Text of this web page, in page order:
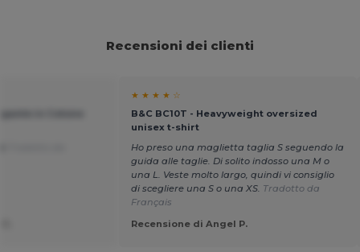
Recensioni dei clienti
★ ★ ★ ★ ☆
B&C BC10T - Heavyweight oversized
unisex t-shirt
Ho preso una maglietta taglia S seguendo la
guida alle taglie. Di solito indosso una M o
una L. Veste molto largo, quindi vi consiglio
di scegliere una S o una XS. Tradotto da
Français
Recensione di Angel P.